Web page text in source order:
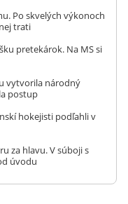
Po skvelých výkonoch
trati
pretekárok. Na MS si
vytvorila národný
postup
hokejisti podľahli v
za hlavu. V súboji s
úvodu